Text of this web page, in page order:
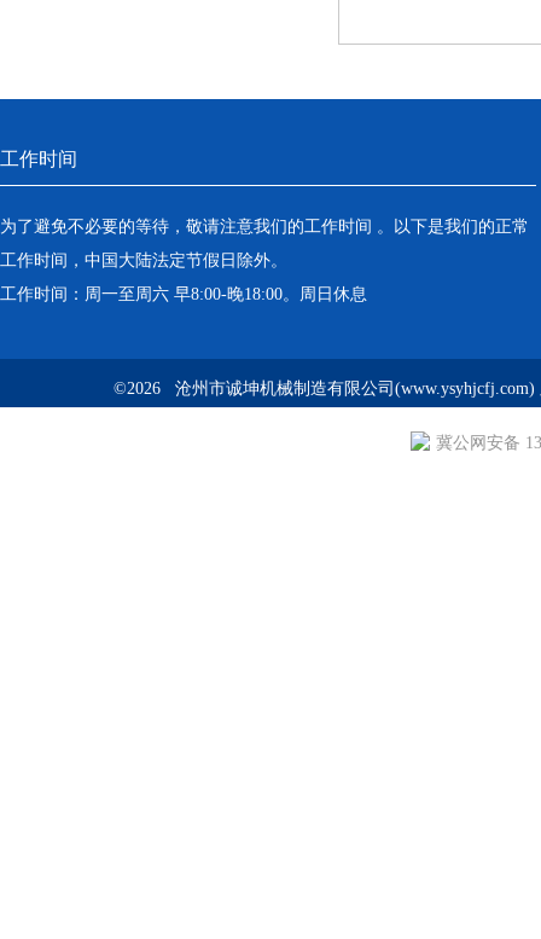
工作时间
为了避免不必要的等待，敬请注意我们的工作时间 。以下是我们的正常
工作时间，中国大陆法定节假日除外。
工作时间：周一至周六 早8:00-晚18:00。周日休息
©2026 沧州市诚坤机械制造有限公司
冀公网安备